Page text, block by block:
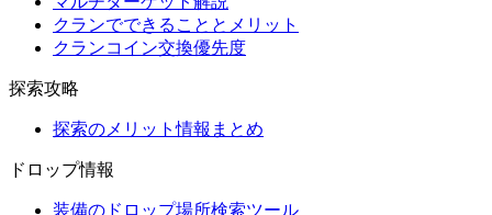
クランでできることとメリット
クランコイン交換優先度
探索攻略
探索のメリット情報まとめ
ドロップ情報
装備のドロップ場所検索ツール